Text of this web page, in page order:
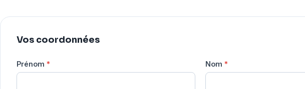
Vos coordonnées
Prénom * Nom *